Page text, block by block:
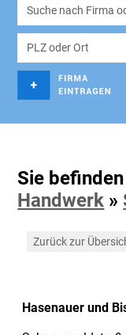
Sie
Handwerk »
Zurück zur
Hasenauer und